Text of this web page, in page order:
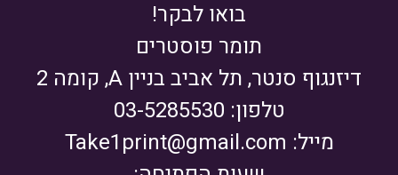
בואו לבקר!
תומר פוסטרים
דיזנגוף סנטר, תל אביב בניין A, קומה 2
טלפון: 03-5285530
מייל: Take1print@gmail.com